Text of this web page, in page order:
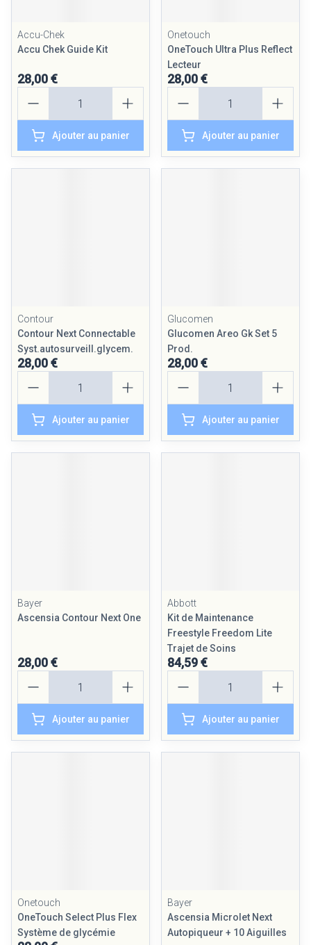
Accu-Chek
Accu Chek Guide Kit
28,00 €
Ajouter au panier
Onetouch
OneTouch Ultra Plus Reflect
Lecteur
28,00 €
Ajouter au panier
Contour
Contour Next Connectable
Syst.autosurveill.glycem.
28,00 €
Ajouter au panier
Glucomen
Glucomen Areo Gk Set 5
Prod.
28,00 €
Ajouter au panier
Bayer
Ascensia Contour Next One
28,00 €
Ajouter au panier
Abbott
Kit de Maintenance
Freestyle Freedom Lite
Trajet de Soins
84,59 €
Ajouter au panier
Onetouch
OneTouch Select Plus Flex
Système de glycémie
Bayer
Ascensia Microlet Next
Autopiqueur + 10 Aiguilles